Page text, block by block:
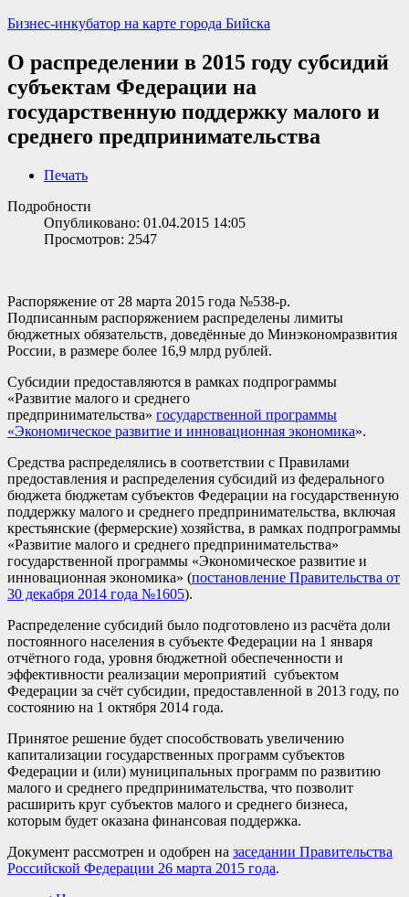
Бизнес-инкубатор на карте города Бийска
О распределении в 2015 году субсидий
субъектам Федерации на
государственную поддержку малого и
среднего предпринимательства
Печать
Подробности
Опубликовано: 01.04.2015 14:05
Просмотров: 2547
Распоряжение от 28 марта 2015 года №538-р.
Подписанным распоряжением распределены лимиты
бюджетных обязательств, доведённые до Минэкономразвития
России, в размере более 16,9 млрд рублей.
Субсидии предоставляются в рамках подпрограммы
«Развитие малого и среднего
предпринимательства» государственной программы
«Экономическое развитие и инновационная экономика».
Средства распределялись в соответствии с Правилами
предоставления и распределения субсидий из федерального
бюджета бюджетам субъектов Федерации на государственную
поддержку малого и среднего предпринимательства, включая
крестьянские (фермерские) хозяйства, в рамках подпрограммы
«Развитие малого и среднего предпринимательства»
государственной программы «Экономическое развитие и
инновационная экономика» (постановление Правительства от
30 декабря 2014 года №1605).
Распределение субсидий было подготовлено из расчёта доли
постоянного населения в субъекте Федерации на 1 января
отчётного года, уровня бюджетной обеспеченности и
эффективности реализации мероприятий субъектом
Федерации за счёт субсидии, предоставленной в 2013 году, по
состоянию на 1 октября 2014 года.
Принятое решение будет способствовать увеличению
капитализации государственных программ субъектов
Федерации и (или) муниципальных программ по развитию
малого и среднего предпринимательства, что позволит
расширить круг субъектов малого и среднего бизнеса,
которым будет оказана финансовая поддержка.
Документ рассмотрен и одобрен на заседании Правительства
Российской Федерации 26 марта 2015 года.